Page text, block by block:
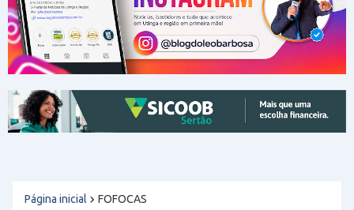
Página inicial FOFOCAS